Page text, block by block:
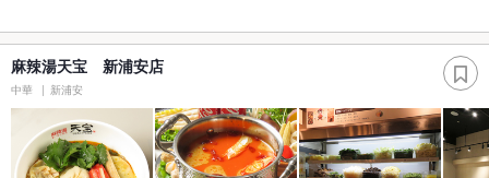
麻辣湯天宝 新浦安店
中華 新浦安